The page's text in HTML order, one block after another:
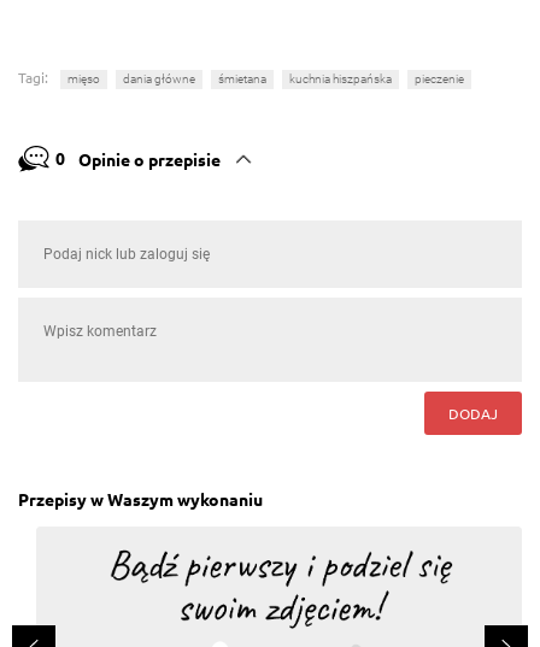
Tagi: mięso dania główne śmietana kuchnia hiszpańska pieczenie
0 Opinie o przepisie
DODAJ
Przepisy w Waszym wykonaniu